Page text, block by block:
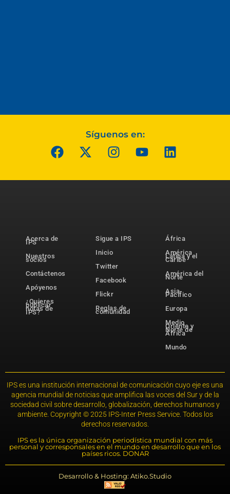
Síguenos en:
Acerca de
IPS
Nuestros
socios
Contáctenos
Apóyenos
¿Quieres
publicar
notas de
IPS?
Sigue a IPS
Inicio
Twitter
Facebook
Flickr
Reglas de
comunidad
África
América
Latina y el
Caribe
América del
Norte
Asia-
Pacífico
Europa
Medio
Oriente y
Norte de
África
Mundo
IPS es una institución internacional de comunicación cuyo eje es una
agencia mundial de noticias que amplifica las voces del Sur y de la
sociedad civil sobre desarrollo, globalización, derechos humanos y
ambiente. Copyright © 2025 IPS-Inter Press Service. Todos los
derechos reservados.
IPS es la única organización periodística mundial con más
personal y corresponsales en el mundo en desarrollo que en los
países ricos. DONAR
Desarrollo & Hosting: Atiko.Studio